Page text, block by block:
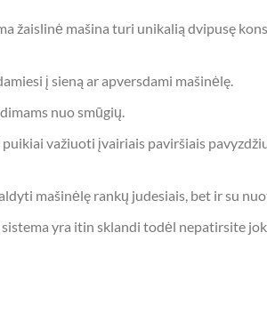
žaislinė mašina turi unikalią dvipusę
į sieną ar apversdami mašinėlę.
nuo smūgių.
važiuoti įvairiais paviršiais
mašinėlę rankų judesiais, bet ir su
yra itin sklandi todėl nepatirsite